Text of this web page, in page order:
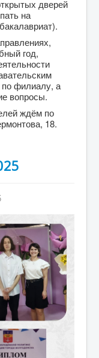
дверей
на
год,
по филиалу, а
вопросы.
ждём по
18.